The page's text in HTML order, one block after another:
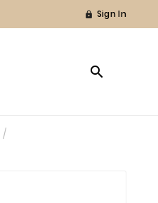
 Sign In
